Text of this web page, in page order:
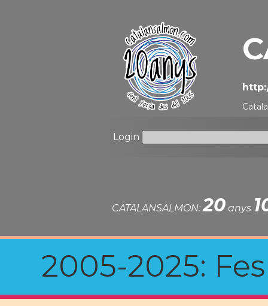
Login
CATALANSALMON:20 anys
2005-2025: